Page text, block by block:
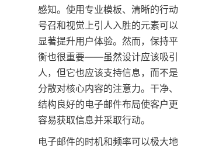
感知。使用专业模板、清晰的行动
号召和视觉上引人入胜的元素可以
显著提升用户体验。然而，保持平
衡也很重要——虽然设计应该吸引
人，但它也应该支持信息，而不是
分散对核心内容的注意力。干净、
结构良好的电子邮件布局使客户更
容易获取信息并采取行动。
电子邮件的时机和频率可以极大地